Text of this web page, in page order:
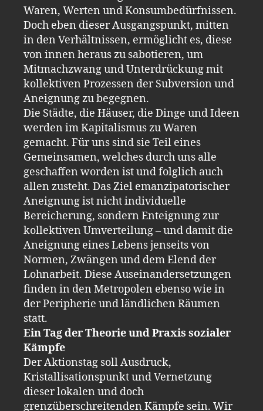
Waren, Werten und Konsumbedürfnissen.
Doch eben dieser Ausgangspunkt, mitten
in den Verhältnissen, ermöglicht es, diese
von innen heraus zu sabotieren, um
Mitmachzwang und Unterdrückung mit
kollektiven Prozessen der Subversion und
Aneignung zu begegnen.
Die Städte, die Häuser, die Dinge und Ideen
werden im Kapitalismus zu Waren
gemacht. Für uns sind sie Teil eines
Gemeinsamen, welches durch uns alle
geschaffen worden ist und folglich auch
allen zusteht. Das Ziel emanzipatorischer
Aneignung ist nicht individuelle
Bereicherung, sondern Enteignung zur
kollektiven Umverteilung – und damit die
Aneignung eines Lebens jenseits von
Normen, Zwängen und dem Elend der
Lohnarbeit. Diese Auseinandersetzungen
finden in den Metropolen ebenso wie in
der Peripherie und ländlichen Räumen
statt.
Ein Tag der Theorie und Praxis sozialer
Kämpfe
Der Aktionstag soll Ausdruck,
Kristallisationspunkt und Vernetzung
dieser lokalen und doch
grenzüberschreitenden Kämpfe sein. Wir